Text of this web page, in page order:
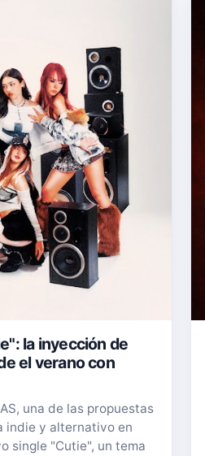
la inyección de
el verano con
una de las propuestas
indie y alternativo en
single "Cutie", un tema